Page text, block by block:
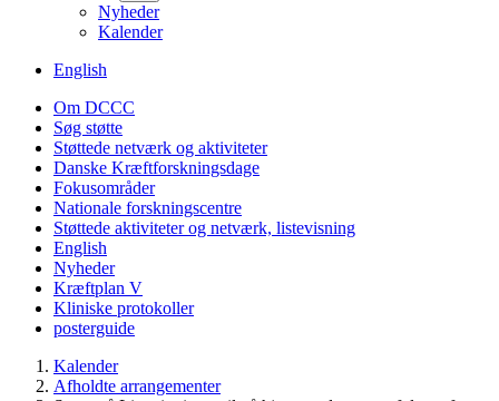
Nyheder
Kalender
English
Om DCCC
Søg støtte
Støttede netværk og aktiviteter
Danske Kræftforskningsdage
Fokusområder
Nationale forskningscentre
Støttede aktiviteter og netværk, listevisning
English
Nyheder
Kræftplan V
Kliniske protokoller
posterguide
Kalender
Afholdte arrangementer